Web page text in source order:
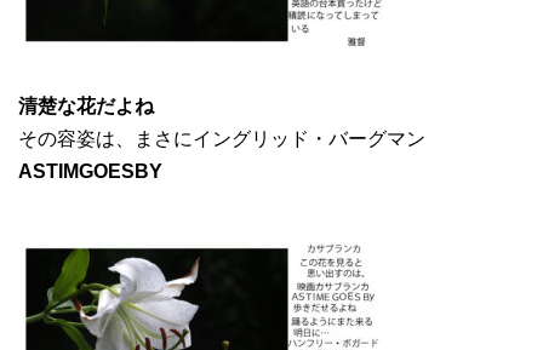
清楚な花だよね
その容姿は、まさにイングリッド・バーグマン
ASTIMGOESBY